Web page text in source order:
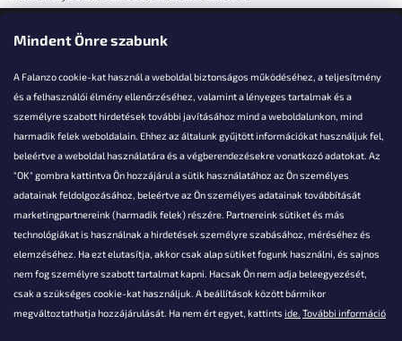
Mindent Önre szabunk
A Falanzo cookie-kat használ a weboldal biztonságos működéséhez, a teljesítmény
és a felhasználói élmény ellenőrzéséhez, valamint a lényeges tartalmak és a
személyre szabott hirdetések további javításához mind a weboldalunkon, mind
harmadik felek weboldalain. Ehhez az általunk gyűjtött információkat használjuk fel,
beleértve a weboldal használatára és a végberendezésekre vonatkozó adatokat. Az
"OK" gombra kattintva Ön hozzájárul a sütik használatához az Ön személyes
adatainak feldolgozásához, beleértve az Ön személyes adatainak továbbítását
marketingpartnereink (harmadik felek) részére. Partnereink sütiket és más
technológiákat is használnak a hirdetések személyre szabásához, méréséhez és
elemzéséhez. Ha ezt elutasítja, akkor csak alap sütiket fogunk használni, és sajnos
nem fog személyre szabott tartalmat kapni. Hacsak Ön nem adja beleegyezését,
csak a szükséges cookie-kat használjuk. A beállítások között bármikor
megváltoztathatja hozzájárulását. Ha nem ért egyet, kattints ide. További információ
Elérhetőségi adatok
Akarsz kérdezni valamit?
info@falanzo.hu